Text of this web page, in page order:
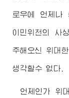
로우에 언제나
이민위천의 사
주해오신 위대한
생각할수 없다.
언제인가 위